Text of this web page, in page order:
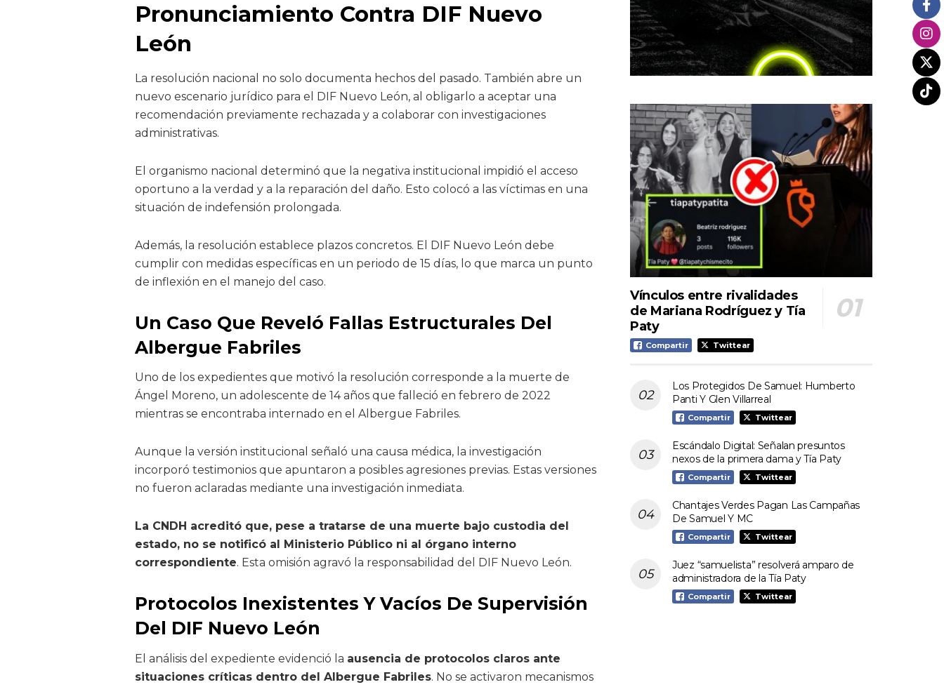
Pronunciamiento Contra DIF Nuevo
León
La resolución nacional no solo documenta hechos del pasado. También abre un
nuevo escenario jurídico para el DIF Nuevo León, al obligarlo a aceptar una
recomendación previamente rechazada y a colaborar con investigaciones
administrativas.
El organismo nacional determinó que la negativa institucional impidió el acceso
oportuno a la verdad y a la reparación del daño. Esto colocó a las víctimas en una
situación de indefensión prolongada.
Además, la resolución establece plazos concretos. El DIF Nuevo León debe
cumplir con medidas específicas en un periodo de 15 días, lo que marca un punto
de inflexión en el manejo del caso.
Un Caso Que Reveló Fallas Estructurales Del
Albergue Fabriles
Uno de los expedientes que motivó la resolución corresponde a la muerte de
Ángel Moreno, un adolescente de 14 años que falleció en febrero de 2022
mientras se encontraba internado en el Albergue Fabriles.
Aunque la versión institucional señaló una causa médica, la investigación
incorporó testimonios que apuntaron a posibles agresiones previas. Estas versiones
no fueron aclaradas mediante una investigación inmediata.
La CNDH acreditó que, pese a tratarse de una muerte bajo custodia del
estado, no se notificó al Ministerio Público ni al órgano interno
correspondiente. Esta omisión agravó la responsabilidad del DIF Nuevo León.
Protocolos Inexistentes Y Vacíos De Supervisión
Del DIF Nuevo León
El análisis del expediente evidenció la ausencia de protocolos claros ante
situaciones críticas dentro del Albergue Fabriles. No se activaron mecanismos
Vínculos entre rivalidades
de Mariana Rodríguez y Tía
Paty
Compartir Twittear
Los Protegidos De Samuel: Humberto
Panti Y Glen Villarreal
Compartir Twittear
Escándalo Digital: Señalan presuntos
nexos de la primera dama y Tía Paty
Compartir Twittear
Chantajes Verdes Pagan Las Campañas
De Samuel Y MC
Compartir Twittear
Juez “samuelista” resolverá amparo de
administradora de la Tía Paty
Compartir Twittear